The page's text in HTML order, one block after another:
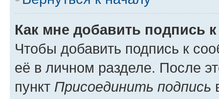
Как мне добавить подпись
Чтобы добавить подпись к
её в личном разделе. После
пункт Присоединить подпись